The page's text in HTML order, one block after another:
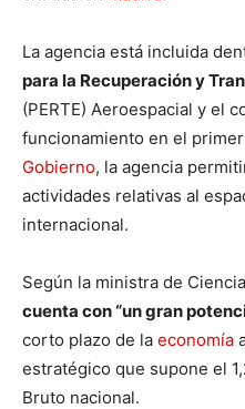
La agencia está incluida
para la Recuperación y
(PERTE) Aeroespacial y el
funcionamiento en el
Gobierno, la agencia
actividades relativas al
internacional.
Según la ministra de
cuenta con “un gran
corto plazo de la economía
estratégico que supone el
Bruto nacional.